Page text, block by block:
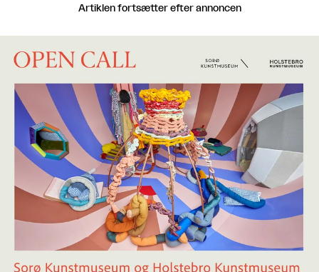
Artiklen fortsætter efter annoncen